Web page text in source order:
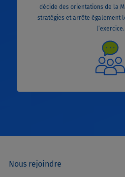
décide des orientations de la
stratégies et arrête également
l’exercice.
Nous rejoindre